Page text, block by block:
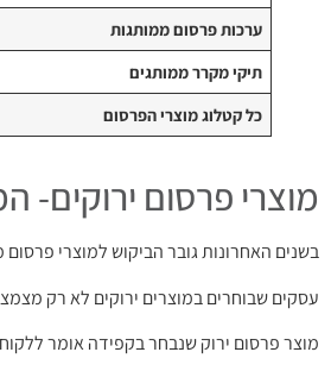
ערכות פרסום ממותגות
תיקי מקרר ממותגים
כל קטלוג מוצרי הפרסום
מוצרי פרסום
בשנים האחרונות גובר הביקוש למוצרי
עסקים שבוחרים במוצרים ירוקים לא רק
מוצר פרסום ירוק שנבחר בקפידה אומר